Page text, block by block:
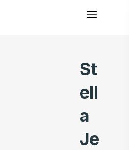
St
ell
a
Je